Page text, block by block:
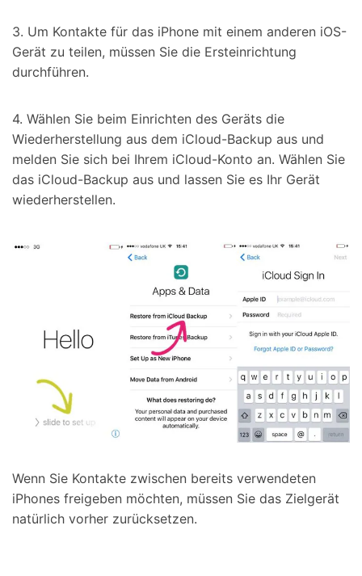
3. Um Kontakte für das iPhone mit einem anderen iOS-
Gerät zu teilen, müssen Sie die Ersteinrichtung
durchführen.
4. Wählen Sie beim Einrichten des Geräts die
Wiederherstellung aus dem iCloud-Backup aus und
melden Sie sich bei Ihrem iCloud-Konto an. Wählen Sie
das iCloud-Backup aus und lassen Sie es Ihr Gerät
wiederherstellen.
Wenn Sie Kontakte zwischen bereits verwendeten
iPhones freigeben möchten, müssen Sie das Zielgerät
natürlich vorher zurücksetzen.